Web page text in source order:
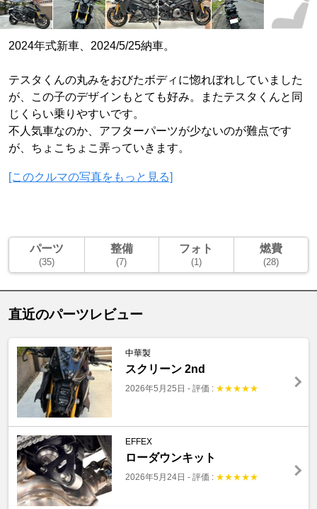
2024年式新車、2024/5/25納車。
テスタくんの丸みをおびたボディに惚れぼれしていました
が、この子のデザインもとても好み。またテスタくんと同
じくらい乗りやすいです。
不人気車なのか、アフターパーツが少ないのが難点です
が、ちょこちょこ弄っていきます。
[このクルマの写真をもっと見る]
パーツ
(35)
整備
(7)
フォト
(1)
燃費
(28)
直近のパーツレビュー
中華製
スクリーン 2nd
2026年5月25日 - 評価 : ★★★★★
EFFEX
ローダウンキット
2026年5月24日 - 評価 : ★★★★★